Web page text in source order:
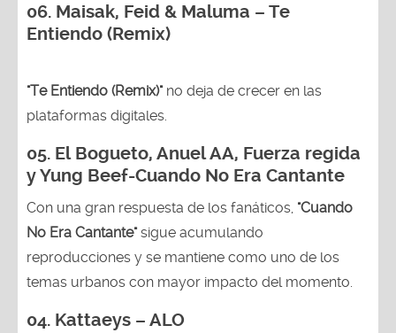
06. Maisak, Feid & Maluma – Te
Entiendo (Remix)
"Te Entiendo (Remix)"no deja de crecer en las
plataformas digitales.
05. El Bogueto, Anuel AA, Fuerza regida
y Yung Beef-Cuando No Era Cantante
Con una gran respuesta de los fanáticos, "Cuando
No Era Cantante"sigue acumulando
reproducciones y se mantiene como uno de los
temas urbanos con mayor impacto del momento.
04. Kattaeys – ALO